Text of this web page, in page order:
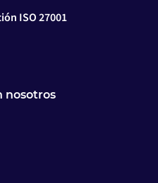
ISO 27001
nosotros